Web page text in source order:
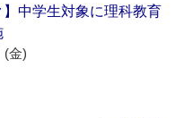
】中学生対象に理科教育
(金)